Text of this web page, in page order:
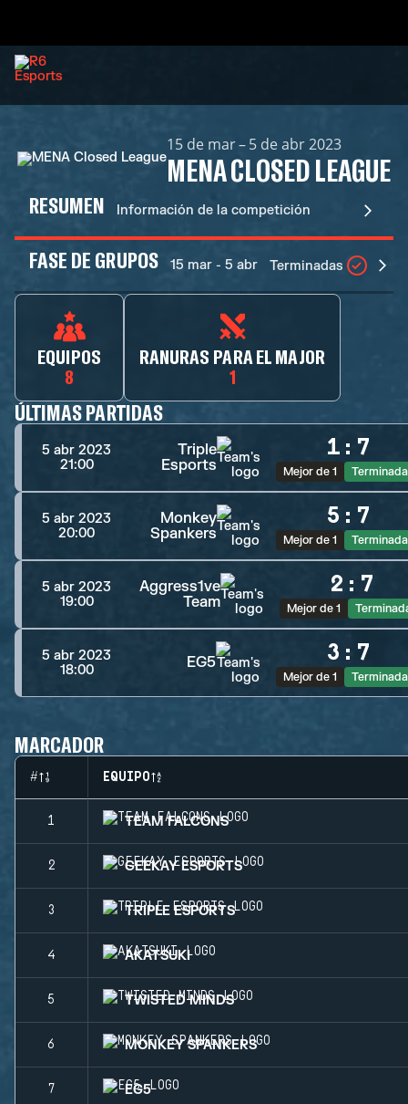
15 de mar – 5 de abr 2023
MENA CLOSED LEAGUE
RESUMEN Información de la competición
FASE DE GRUPOS 15 mar - 5 abr Terminadas
EQUIPOS
8
RANURAS PARA EL MAJOR
1
ÚLTIMAS PARTIDAS
5 abr 2023
21:00
Triple
Esports
1 : 7
Mejor de 1
5 abr 2023
20:00
Monkey
Spankers
5 : 7
Mejor de 1
5 abr 2023
19:00
Aggress1ve
Team
2 : 7
Mejor de 1
5 abr 2023
18:00
EG5 3 : 7
Mejor de 1
MARCADOR
# EQUIPO
1 TEAM FALCONS
2 GEEKAY ESPORTS
3 TRIPLE ESPORTS
4 AKATSUKI
5 TWISTED MINDS
6 MONKEY SPANKERS
7 EG5